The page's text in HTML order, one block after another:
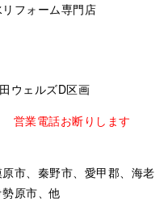
フォーム専門店
ウェルズD区画
営業電話お断りします
市、秦野市、愛甲郡、海老
原市、他